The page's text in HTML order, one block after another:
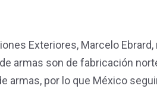
Exteriores, Marcelo
armas son de fabricación
armas, por lo que México